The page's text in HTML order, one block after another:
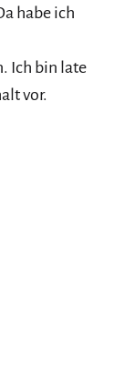
habe ich
Ich bin late
vor.